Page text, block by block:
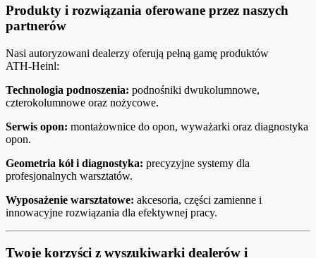
Produkty i rozwiązania oferowane przez naszych
partnerów
Nasi autoryzowani dealerzy oferują pełną gamę produktów
ATH‑Heinl:
Technologia podnoszenia: podnośniki dwukolumnowe,
czterokolumnowe oraz nożycowe.
Serwis opon: montażownice do opon, wyważarki oraz diagnostyka
opon.
Geometria kół i diagnostyka: precyzyjne systemy dla
profesjonalnych warsztatów.
Wyposażenie warsztatowe: akcesoria, części zamienne i
innowacyjne rozwiązania dla efektywnej pracy.
Twoje korzyści z wyszukiwarki dealerów i